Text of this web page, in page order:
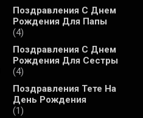
Поздравления С Днем
Рождения Для Папы
(4)
Поздравления С Днем
Рождения Для Сестры
(4)
Поздравления Тете На
День Рождения
(1)